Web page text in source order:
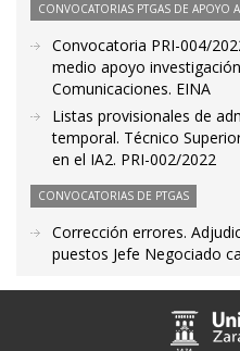
CONVOCATORIAS PTGAS DE APOYO
Convocatoria PRI-004/
medio apoyo
Comunicaciones. EINA
Listas provisionales de
temporal. Técnico
en el IA2. PRI-002/2022
CONVOCATORIAS DE PTGAS
Corrección errores.
puestos Jefe Negociado